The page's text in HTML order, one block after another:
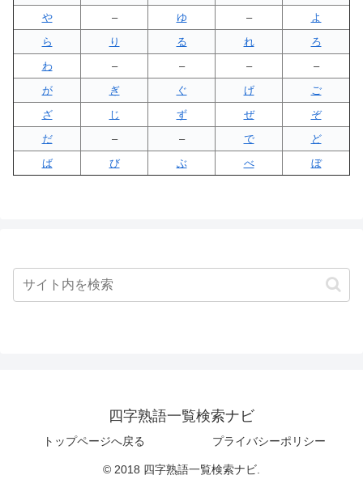
や
– ゆ –
よ
ら
り る れ
ろ
わ
– – –
–
が
ぎ ぐ げ
ご
ざ
じ ず ぜ
ぞ
だ
– – で
ど
ば
び ぶ べ ぼ
四字熟語一覧検索ナビ
トップページへ戻る プライバシーポリシー
© 2018 四字熟語一覧検索ナビ.